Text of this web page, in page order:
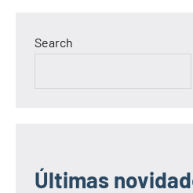
Search
Últimas